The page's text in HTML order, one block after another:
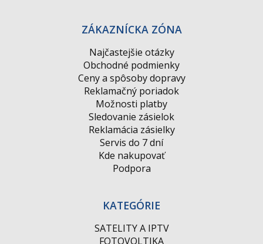
ZÁKAZNÍCKA ZÓNA
Najčastejšie otázky
Obchodné podmienky
Ceny a spôsoby dopravy
Reklamačný poriadok
Možnosti platby
Sledovanie zásielok
Reklamácia zásielky
Servis do 7 dní
Kde nakupovať
Podpora
KATEGÓRIE
SATELITY A IPTV
FOTOVOLTIKA